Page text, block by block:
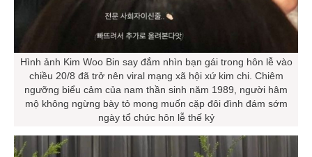
Hình ảnh Kim Woo Bin say đắm nhìn bạn gái trong hôn lễ vào
chiều 20/8 đã trở nên viral mạng xã hội xứ kim chi. Chiêm
ngưỡng biểu cảm của nam thần sinh năm 1989, người hâm
mộ không ngừng bày tỏ mong muốn cặp đôi đình đám sớm
ngày tổ chức hôn lễ thế kỷ